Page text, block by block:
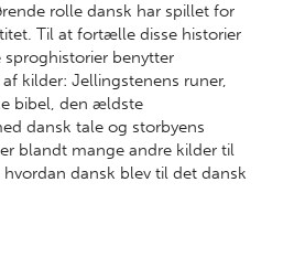
rolle dansk har spillet for
Til at fortælle disse historier
benytter
kilder: Jellingstenens runer,
bibel, den ældste
dansk tale og storbyens
blandt mange andre kilder til
dansk blev til det dansk